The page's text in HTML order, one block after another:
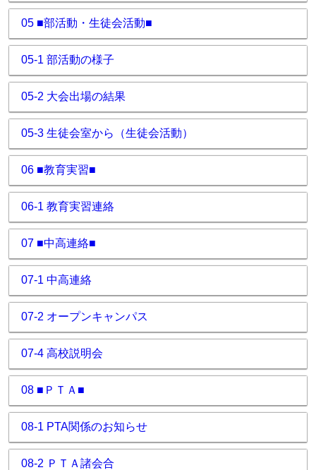
05 ■部活動・生徒会活動■
05-1 部活動の様子
05-2 大会出場の結果
05-3 生徒会室から（生徒会活動）
06 ■教育実習■
06-1 教育実習連絡
07 ■中高連絡■
07-1 中高連絡
07-2 オープンキャンパス
07-4 高校説明会
08 ■ＰＴＡ■
08-1 PTA関係のお知らせ
08-2 ＰＴＡ諸会合